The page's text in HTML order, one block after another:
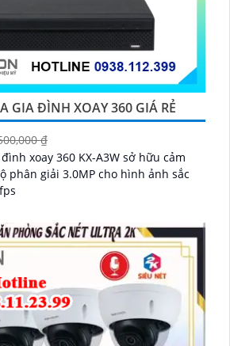
GIA ĐÌNH XOAY 360 GIÁ RẺ
₫
xoay 360 KX-A3W sở hữu cảm
phân giải 3.0MP cho hình ảnh sắc